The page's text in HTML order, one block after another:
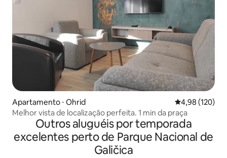
Apartamento ⋅ Ohrid 4,98 de uma
4,98 (120)
Melhor vista de localização perfeita. 1 min da praça
Outros aluguéis por temporada
excelentes perto de Parque Nacional de
Galičica